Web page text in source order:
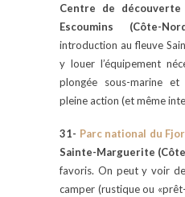
Centre de
Escoumins (Côte-
introduction au fleuve
y louer l’équipement
plongée sous-marine
pleine action (et même
31- Parc national du
Sainte-Marguerite
favoris. On peut y voir
camper (rustique ou